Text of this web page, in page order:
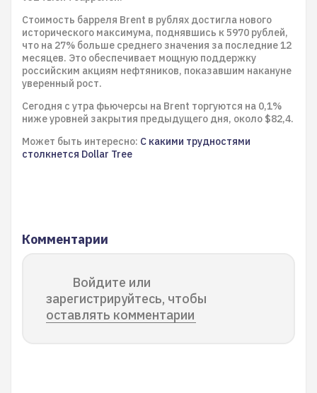
Стоимость барреля Brent в рублях достигла нового
исторического максимума, поднявшись к 5970 рублей,
что на 27% больше среднего значения за последние 12
месяцев. Это обеспечивает мощную поддержку
российским акциям нефтяников, показавшим накануне
уверенный рост.
Сегодня с утра фьючерсы на Brent торгуются на 0,1%
ниже уровней закрытия предыдущего дня, около $82,4.
Может быть интересно: С какими трудностями
столкнется Dollar Tree
Комментарии
Войдите или
зарегистрируйтесь, чтобы
оставлять комментарии